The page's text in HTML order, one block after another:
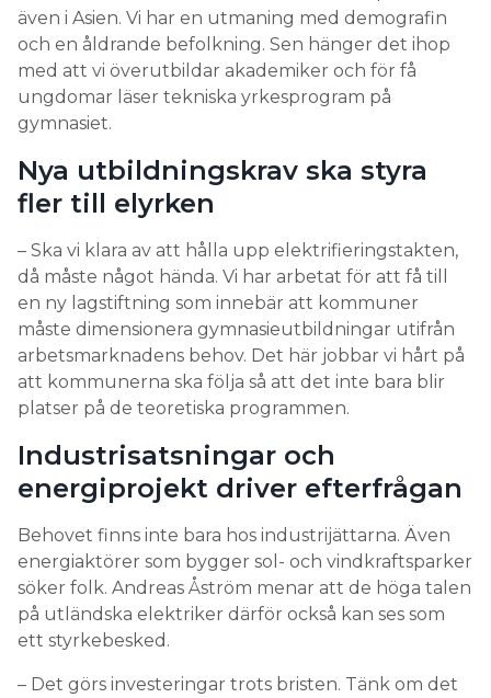
även i Asien. Vi har en utmaning med demografin
och en åldrande befolkning. Sen hänger det ihop
med att vi överutbildar akademiker och för få
ungdomar läser tekniska yrkesprogram på
gymnasiet.
Nya utbildningskrav ska styra
fler till elyrken
– Ska vi klara av att hålla upp elektrifieringstakten,
då måste något hända. Vi har arbetat för att få till
en ny lagstiftning som innebär att kommuner
måste dimensionera gymnasieutbildningar utifrån
arbetsmarknadens behov. Det här jobbar vi hårt på
att kommunerna ska följa så att det inte bara blir
platser på de teoretiska programmen.
Industrisatsningar och
energiprojekt driver efterfrågan
Behovet finns inte bara hos industrijättarna. Även
energiaktörer som bygger sol- och vindkraftsparker
söker folk. Andreas Åström menar att de höga talen
på utländska elektriker därför också kan ses som
ett styrkebesked.
– Det görs investeringar trots bristen. Tänk om det